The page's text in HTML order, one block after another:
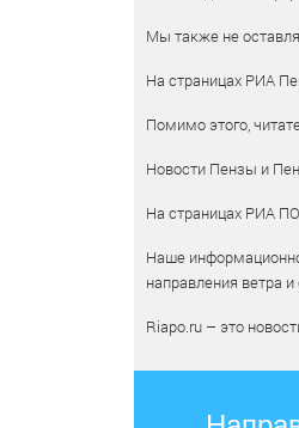
Мы также не
На страницах РИА
Помимо этого,
Новости Пензы и
На страницах РИА
Наше
направления ветра
Riapo.ru – это